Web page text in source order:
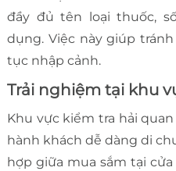
đầy đủ tên loại thuốc,
dụng. Việc này giúp
tục nhập cảnh.
Trải nghiệm tại khu
Khu vực kiểm tra hải
hành khách dễ dàng di
hợp giữa mua sắm tại